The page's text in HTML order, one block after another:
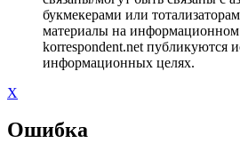
букмекерами или
материалы на информационном
korrespondent.net публикуются
информационных целях.
X
Ошибка